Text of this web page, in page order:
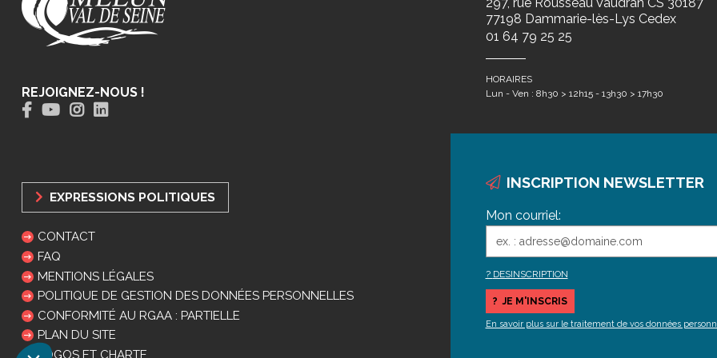
REJOIGNEZ-NOUS !
77198 Dammarie-lès-Lys Cedex
01 64 79 25 25
HORAIRES
Lun - Ven : 8h30 > 12h15 - 13h30 > 17h30
EXPRESSIONS POLITIQUES
CONTACT
FAQ
MENTIONS LÉGALES
POLITIQUE DE GESTION DES DONNÉES PERSONNELLES
CONFORMITÉ AU RGAA : PARTIELLE
PLAN DU SITE
LOGOS ET CHARTE
INSCRIPTION NEWSLETTER
Mon courriel:
DESINSCRIPTION
En savoir plus sur le traitement de vos données